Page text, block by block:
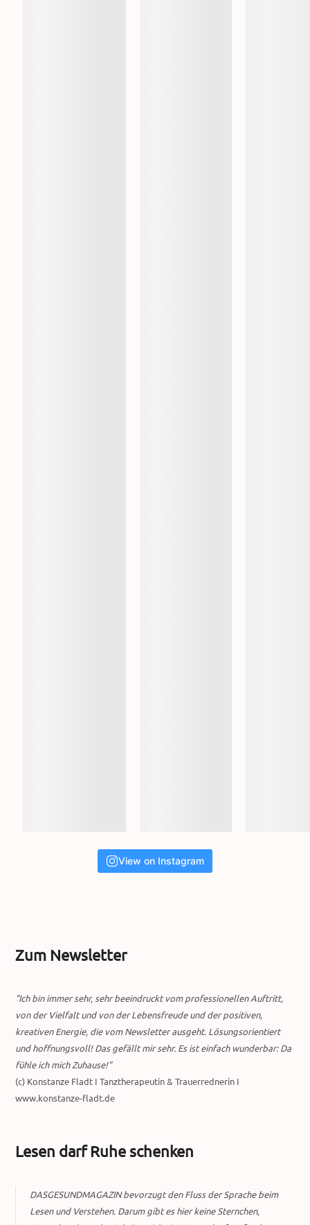
View on Instagram
Zum Newsletter
"Ich bin immer sehr, sehr beeindruckt vom professionellen Auftritt,
von der Vielfalt und von der Lebensfreude und der positiven,
kreativen Energie, die vom Newsletter ausgeht. Lösungsorientiert
und hoffnungsvoll! Das gefällt mir sehr. Es ist einfach wunderbar: Da
fühle ich mich Zuhause!"
(c) Konstanze Fladt I Tanztherapeutin & Trauerrednerin I
www.konstanze-fladt.de
Lesen darf Ruhe schenken
DASGESUNDMAGAZIN bevorzugt den Fluss der Sprache beim
Lesen und Verstehen. Darum gibt es hier keine Sternchen,